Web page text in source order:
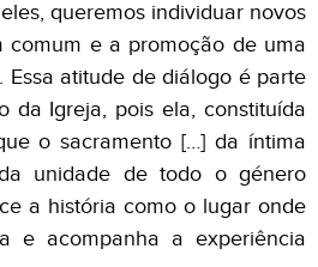
queremos individuar novos
comum e a promoção de uma
Essa atitude de diálogo é parte
da Igreja, pois ela, constituída
o sacramento […] da íntima
unidade de todo o género
a história como o lugar onde
e acompanha a experiência